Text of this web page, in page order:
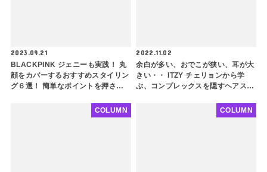
2023.09.21
BLACKPINK ジェニーも実践！ 丸
顔をカバーするおすすめスタイリン
グ６選！ 簡単なポイントを押さえ
2022.11.02
余白が多い、おでこが狭い、耳が大
きい・・ ITZY チェリョンから学
ぶ、コンプレックスを隠すヘアスタ
必見！ 自分の顔を分析して最大限
COLUMN COLUMN